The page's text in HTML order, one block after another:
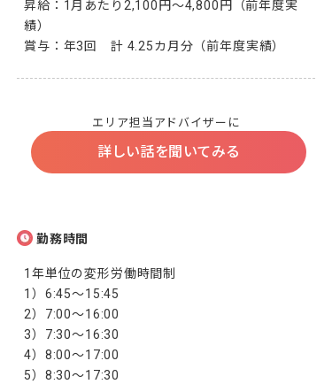
昇給：1月あたり2,100円〜4,800円（前年度実
績）
賞与：年3回　計 4.25カ月分（前年度実績）
エリア担当アドバイザーに
詳しい話を聞いてみる
勤務時間
1年単位の変形労働時間制
1）6:45〜15:45
2）7:00～16:00
3）7:30～16:30
4）8:00〜17:00
5）8:30～17:30